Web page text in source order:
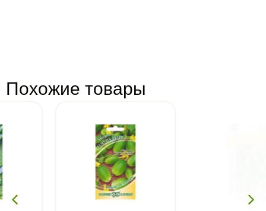
Похожие товары